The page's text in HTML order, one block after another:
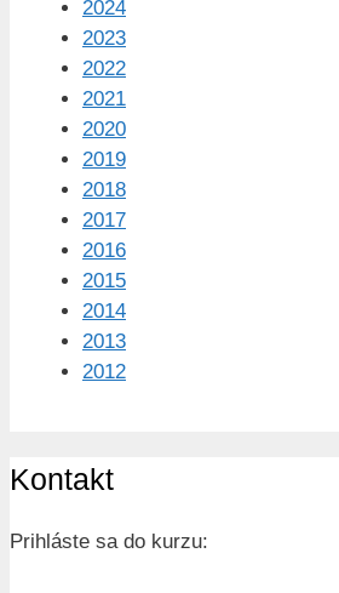
2024
2023
2022
2021
2020
2019
2018
2017
2016
2015
2014
2013
2012
Kontakt
Prihláste sa do kurzu: